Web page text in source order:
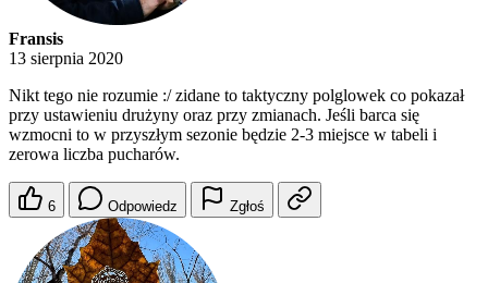
Fransis
13 sierpnia 2020
Nikt tego nie rozumie :/ zidane to taktyczny polglowek co pokazał
przy ustawieniu drużyny oraz przy zmianach. Jeśli barca się
wzmocni to w przyszłym sezonie będzie 2-3 miejsce w tabeli i
zerowa liczba pucharów.
6 Odpowiedz Zgłoś